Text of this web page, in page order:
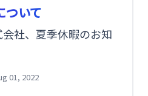
ついて
社、夏季休暇のお知
01, 2022